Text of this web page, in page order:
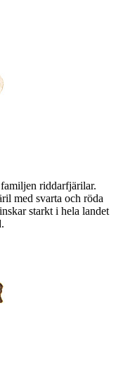
riddarfjärilar.
med svarta och röda
starkt i hela landet